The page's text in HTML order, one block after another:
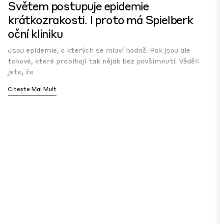
Světem postupuje epidemie
krátkozrakosti. I proto má Spielberk
oční kliniku
Jsou epidemie, o kterých se mluví hodně. Pak jsou ale
takové, které probíhají tak nějak bez povšimnutí. Věděli
jste, že
Citește Mai Mult